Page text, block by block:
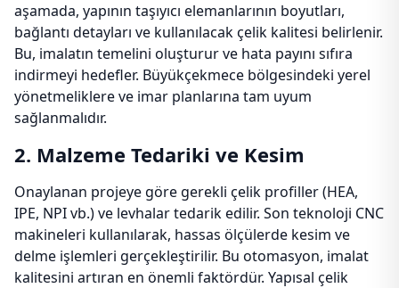
aşamada, yapının taşıyıcı elemanlarının boyutları,
bağlantı detayları ve kullanılacak çelik kalitesi belirlenir.
Bu, imalatın temelini oluşturur ve hata payını sıfıra
indirmeyi hedefler. Büyükçekmece bölgesindeki yerel
yönetmeliklere ve imar planlarına tam uyum
sağlanmalıdır.
2. Malzeme Tedariki ve Kesim
Onaylanan projeye göre gerekli çelik profiller (HEA,
IPE, NPI vb.) ve levhalar tedarik edilir. Son teknoloji CNC
makineleri kullanılarak, hassas ölçülerde kesim ve
delme işlemleri gerçekleştirilir. Bu otomasyon, imalat
kalitesini artıran en önemli faktördür. Yapısal çelik